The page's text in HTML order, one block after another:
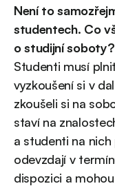
Není to
studentech. Co
o studijní soboty?
Studenti musí
vyzkoušení si v
zkoušeli si na
staví na
a studenti na
odevzdají v
dispozici a